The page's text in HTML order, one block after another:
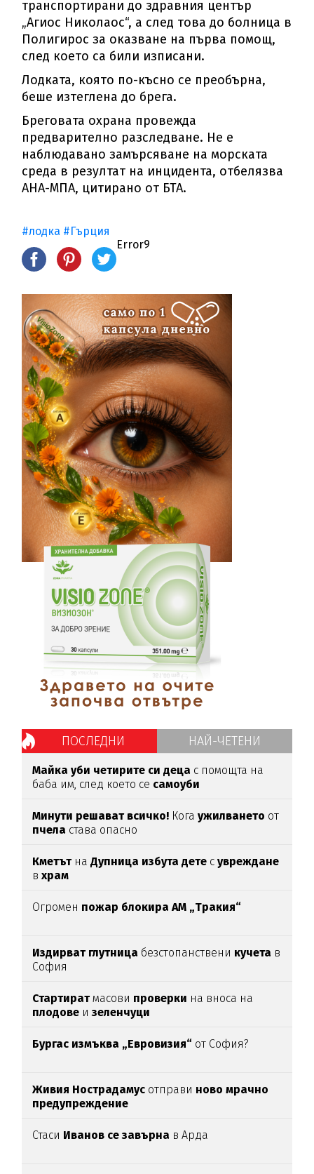
транспортирани до здравния център
„Агиос Николаос“, а след това до болница в
Полигирос за оказване на първа помощ,
след което са били изписани.
Лодката, която по-късно се преобърна,
беше изтеглена до брега.
Бреговата охрана провежда
предварително разследване. Не е
наблюдавано замърсяване на морската
среда в резултат на инцидента, отбелязва
АНА-МПА, цитирано от БТА.
#лодка #Гърция
Error9
ПОСЛЕДНИ НАЙ-ЧЕТЕНИ
Майка уби четирите си деца с помощта на
баба им, след което се самоуби
Минути решават всичко! Когаужилването от
пчела става опасно
Кметът наДупница избута дете сувреждане
вхрам
Огромен пожар блокира АМ „Тракия“
Издирват глутница безстопанствени кучета в
София
Стартиратмасови проверки на вноса на
плодове и зеленчуци
Бургас измъква „Евровизия“ от София?
Живия Нострадамус отправи ново мрачно
предупреждение
Стаси Иванов се завърна в Арда